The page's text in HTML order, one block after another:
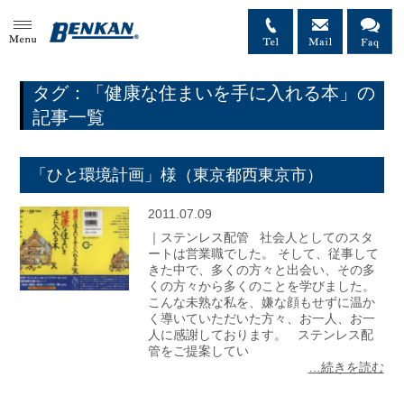
タグ：「健康な住まいを手に入れる本」の
記事一覧
「ひと環境計画」様（東京都西東京市）
2011.07.09
｜ステンレス配管 社会人としてのスタ
ートは営業職でした。 そして、従事して
きた中で、多くの方々と出会い、その多
くの方々から多くのことを学びました。
こんな未熟な私を、嫌な顔もせずに温か
く導いていただいた方々、お一人、お一
人に感謝しております。 ステンレス配
管をご提案してい
…続きを読む